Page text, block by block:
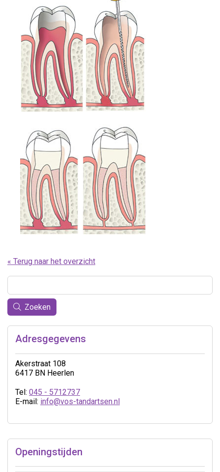
« Terug naar het overzicht
Zoeken
Adresgegevens
Akerstraat 108
6417 BN Heerlen
Tel: 045 - 5712737
E-mail: info@vos-tandartsen.nl
Openingstijden